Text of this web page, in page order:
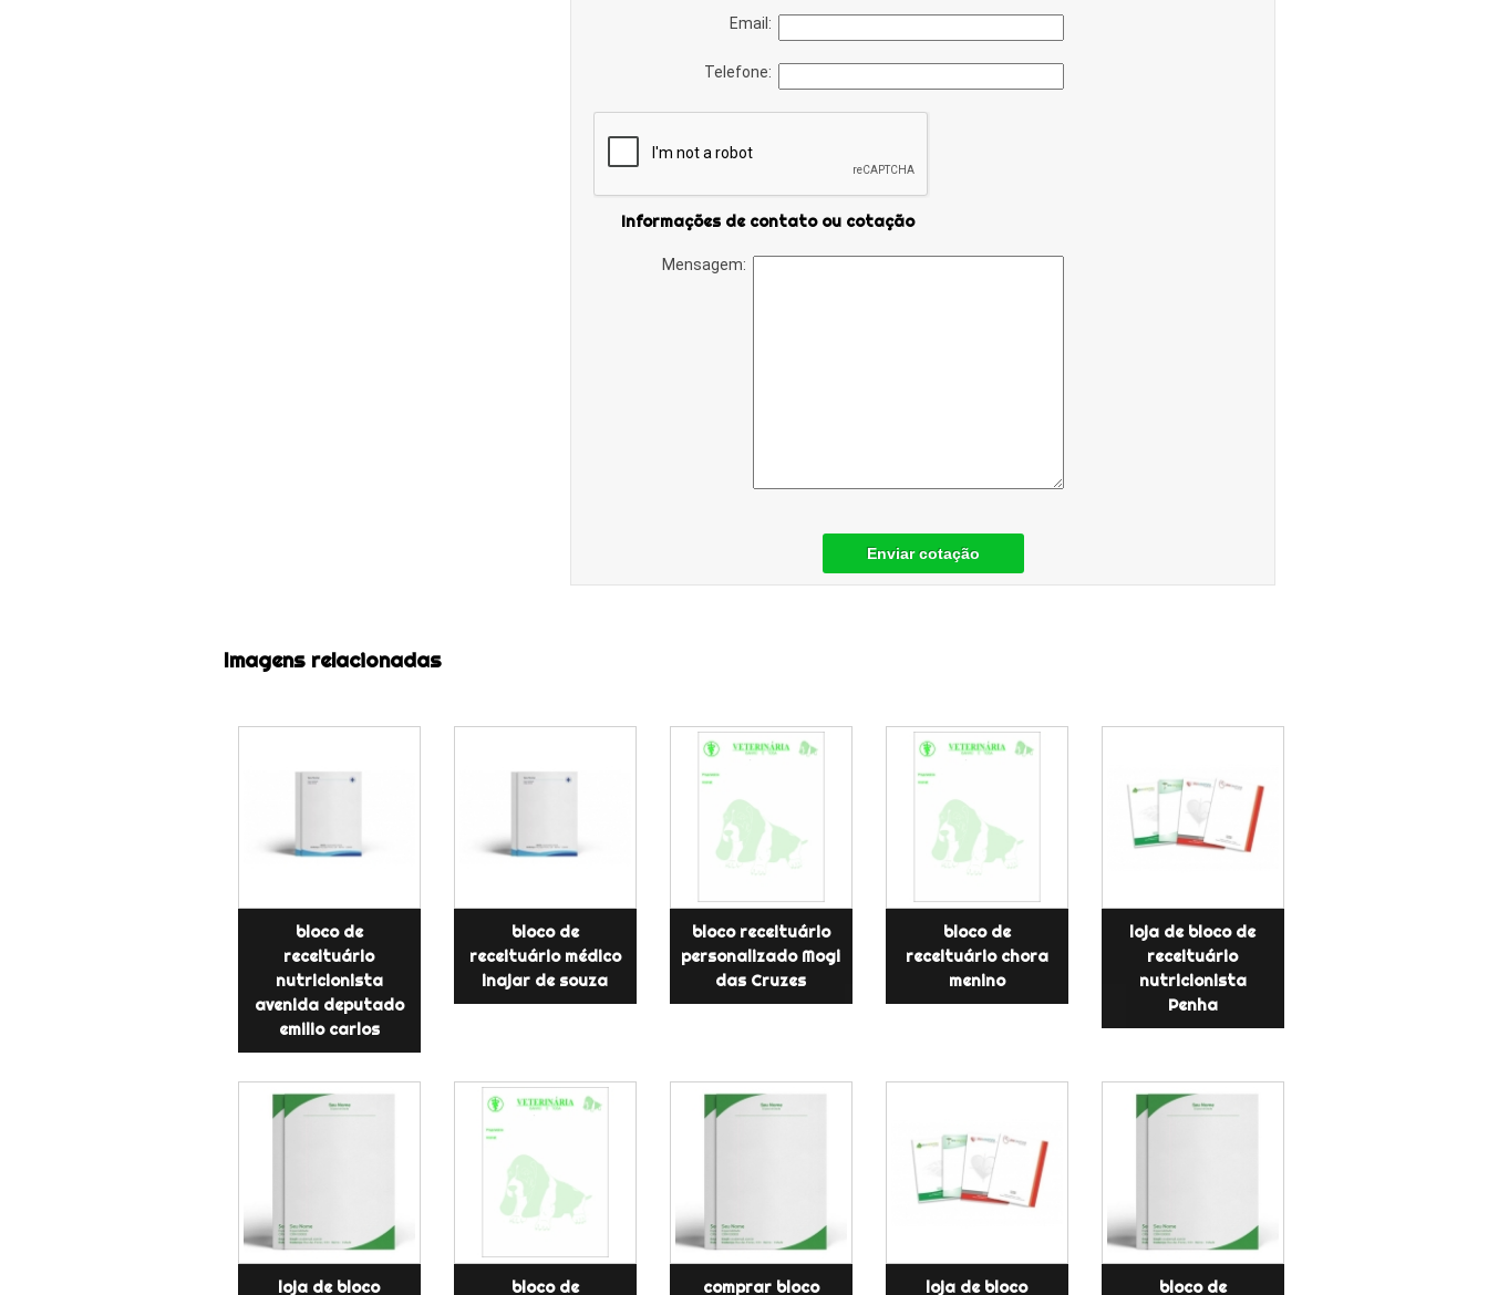
Email:
Telefone:
Informações de contato ou cotação
Mensagem:
Enviar cotação
Imagens relacionadas
bloco de
receituário
nutricionista
avenida deputado
emilio carlos
bloco de
receituário médico
inajar de souza
bloco receituário
personalizado Mogi
das Cruzes
bloco de
receituário chora
menino
loja de bloco de
receituário
nutricionista
Penha
loja de bloco bloco de comprar bloco loja de bloco bloco de